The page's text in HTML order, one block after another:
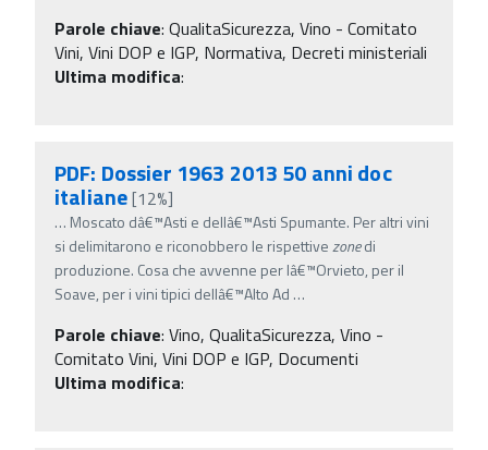
Parole chiave: QualitaSicurezza, Vino - Comitato
Vini, Vini DOP e IGP, Normativa, Decreti ministeriali
Ultima modifica:
PDF: Dossier 1963 2013 50 anni doc
italiane[12%]
… Moscato dâ€™Asti e dellâ€™Asti Spumante. Per altri vini
si delimitarono e riconobbero le rispettivezonedi
produzione. Cosa che avvenne per lâ€™Orvieto, per il
Soave, per i vini tipici dellâ€™Alto Ad …
Parole chiave: Vino, QualitaSicurezza, Vino -
Comitato Vini, Vini DOP e IGP, Documenti
Ultima modifica: